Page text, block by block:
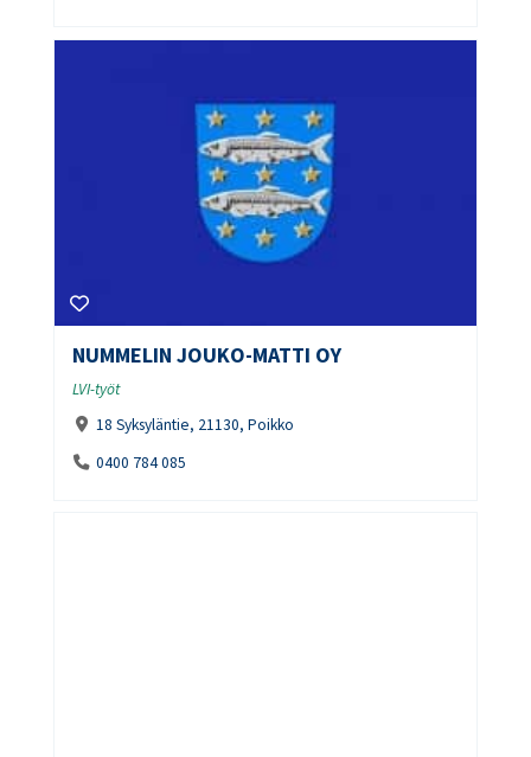
NUMMELIN JOUKO-MATTI OY
LVI-työt
18 Syksyläntie, 21130, Poikko
0400 784 085